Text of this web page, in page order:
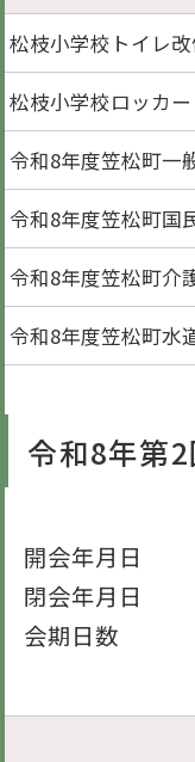
松枝小学校トイレ
松枝小学校ロッカ
令和8年度笠松町一
令和8年度笠松町国
令和8年度笠松町介
令和8年度笠松町水
令和8年第
開会年月日
閉会年月日
会期日数